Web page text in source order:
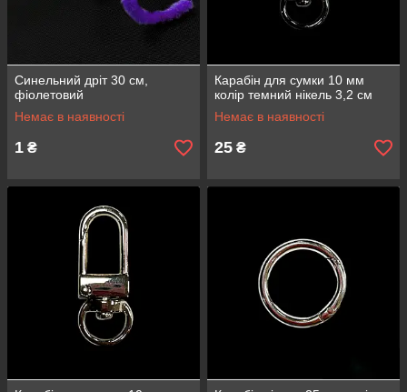
Синельний дріт 30 см,
фіолетовий
Немає в наявності
1 ₴
Карабін для сумки 10 мм
колір темний нікель 3,2 см
Немає в наявності
25 ₴